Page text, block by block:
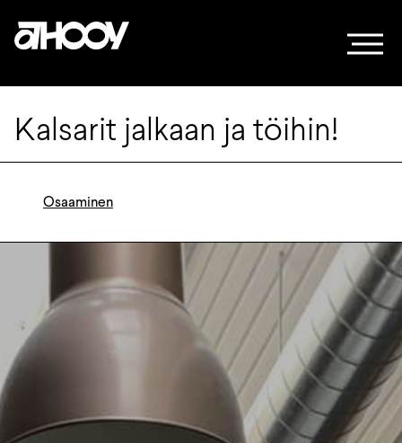
Kalsarit jalkaan ja töihin!
Osaaminen